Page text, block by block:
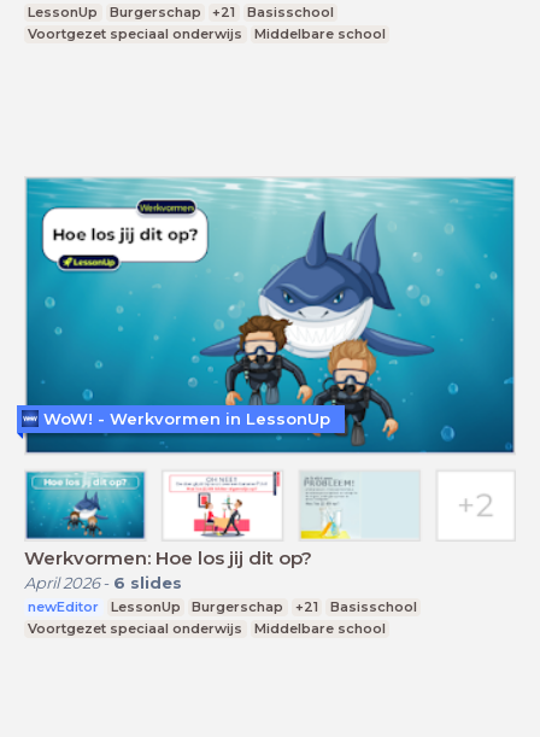
LessonUp Burgerschap +21
Basisschool
Voortgezet speciaal onderwijs
Middelbare school
Werkvormen: Hoe los jij dit op?
April 2026- 6 slides
newEditor LessonUp Burgerschap +21
Basisschool
Voortgezet speciaal onderwijs
Middelbare school
WoW! - Werkvormen in LessonUp